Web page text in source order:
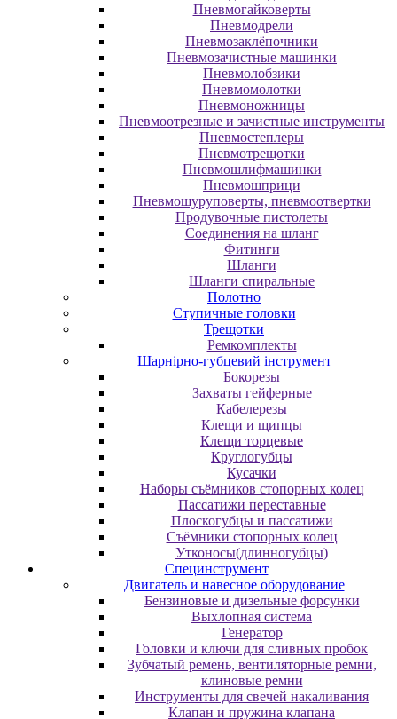
Пневмогайковерты
Пневмодрели
Пневмозаклёпочники
Пневмозачистные машинки
Пневмолобзики
Пневмомолотки
Пневмоножницы
Пневмоотрезные и зачистные инструменты
Пневмостеплеры
Пневмотрещотки
Пневмошлифмашинки
Пневмошприци
Пневмошуруповерты, пневмоотвертки
Продувочные пистолеты
Соединения на шланг
Фитинги
Шланги
Шланги спиральные
Полотно
Ступичные головки
Трещотки
Ремкомплекты
Шарнірно-губцевий інструмент
Бокорезы
Захваты гейферные
Кабелерезы
Клещи и щипцы
Клещи торцевые
Круглогубцы
Кусачки
Наборы съёмников стопорных колец
Пассатижи переставные
Плоскогубцы и пассатижи
Съёмники стопорных колец
Утконосы(длинногубцы)
Специнструмент
Двигатель и навесное оборудование
Бензиновые и дизельные форсунки
Выхлопная система
Генератор
Головки и ключи для сливных пробок
Зубчатый ремень, вентиляторные ремни,
клиновые ремни
Инструменты для свечей накаливания
Клапан и пружина клапана